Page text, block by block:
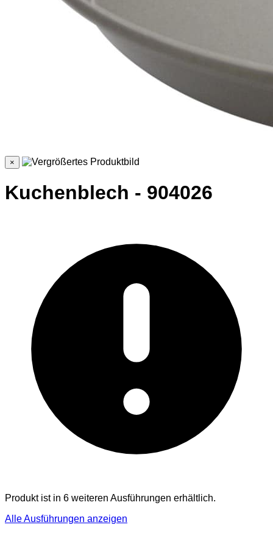
×
Kuchenblech - 904026
Produkt ist in 6 weiteren Ausführungen erhältlich.
Alle Ausführungen anzeigen